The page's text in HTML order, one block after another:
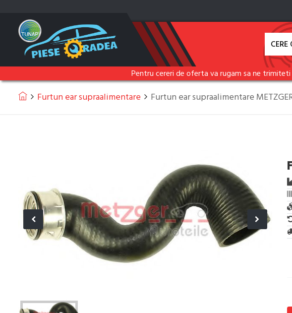
CERE
Pentru cereri de oferta va rugam sa ne
Furtun ear supraalimentare Furtun ear supraalimentare